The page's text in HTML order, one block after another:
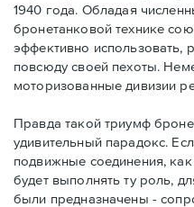
1940 года. Обладая
бронетанковой технике
эффективно использовать,
повсюду своей пехоты.
моторизованные дивизии
Правда такой триумф
удивительный парадокс.
подвижные соединения,
будет выполнять ту роль,
были предназначены -